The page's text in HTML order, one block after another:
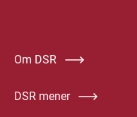
Om DSR
DSR mener